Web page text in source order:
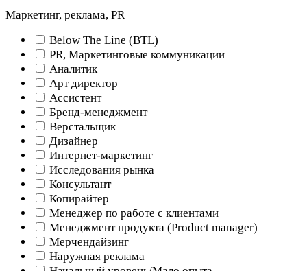
Маркетинг, реклама, PR
Below The Line (BTL)
PR, Маркетинговые коммуникации
Аналитик
Арт директор
Ассистент
Бренд-менеджмент
Верстальщик
Дизайнер
Интернет-маркетинг
Исследования рынка
Консультант
Копирайтер
Менеджер по работе с клиентами
Менеджмент продукта (Product manager)
Мерчендайзинг
Наружная реклама